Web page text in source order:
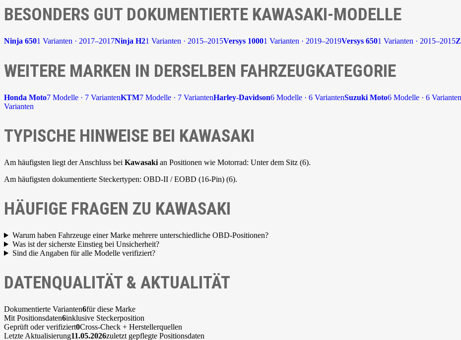
BESONDERS GUT DOKUMENTIERTE KAWASAKI-MODELLE
Ninja 6501 Varianten · 2017–2017Ninja H21 Varianten · 2015–2015Versys 10001 Varianten · 2019–2019Versys 6501 Varianten · 2015–2015
WEITERE MARKEN IN DERSELBEN FAHRZEUGKATEGORIE
Honda Moto7 Modelle · 7 VariantenKTM7 Modelle · 7 VariantenHarley-Davidson6 Modelle · 6 VariantenSuzuki Moto6 Modelle · 6 Varianten
Varianten
TYPISCHE HINWEISE BEI KAWASAKI
Am häufigsten liegt der Anschluss bei Kawasaki an Positionen wie Motorrad: Unter dem Sitz (6).
Am häufigsten dokumentierte Steckertypen: OBD-II / EOBD (16-Pin) (6).
HÄUFIGE FRAGEN ZU KAWASAKI
Warum haben Fahrzeuge einer Marke mehrere unterschiedliche OBD-Positionen?
Was ist der sicherste Einstieg bei Unsicherheit?
Sind die Angaben für alle Modelle verifiziert?
DATENQUALITÄT & AKTUALITÄT
Dokumentierte Varianten6für diese Marke
Mit Positionsdaten6inklusive Steckerposition
Geprüft oder verifiziert0Cross-Check + Herstellerquellen
Letzte Aktualisierung11.05.2026zuletzt gepflegte Positionsdaten